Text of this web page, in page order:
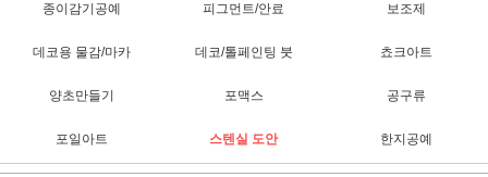
종이감기공예 피그먼트/안료 보조제
데코용 물감/마카 데코/톨페인팅 붓 쵸크아트
양초만들기 포맥스 공구류
포일아트 스텐실 도안 한지공예